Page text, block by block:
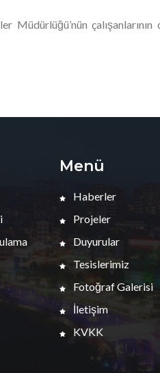
Menü
Haberler
Projeler
Duyurular
Tesislerimiz
Fotoğraf Galerisi
İletişim
KVKK